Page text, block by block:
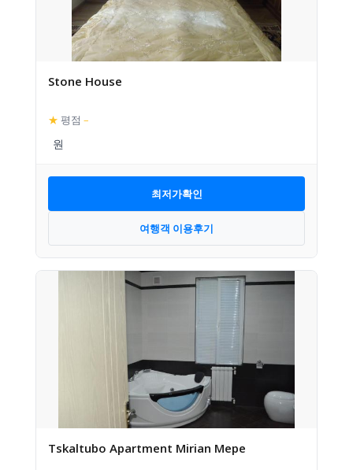
Stone House
★ 평점 –
최저가확인
여행객 이용후기
Tskaltubo Apartment Mirian Mepe